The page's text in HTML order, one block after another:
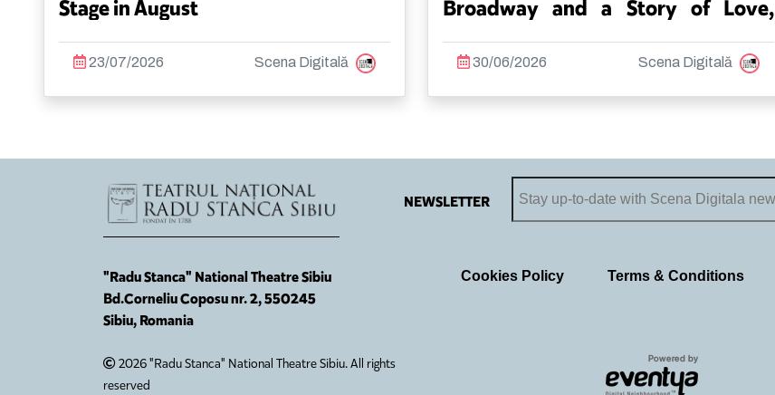
Stage in August
23/07/2026 Scena Digitală
Broadway and a Story of Love,
Family and Acceptance
30/06/2026 Scena Digitală
"Radu Stanca" National Theatre Sibiu
Bd.Corneliu Coposu nr. 2, 550245
Sibiu, Romania
NEWSLETTER
Cookies Policy Terms & Conditions
2026 "Radu Stanca" National Theatre Sibiu. All rights
reserved